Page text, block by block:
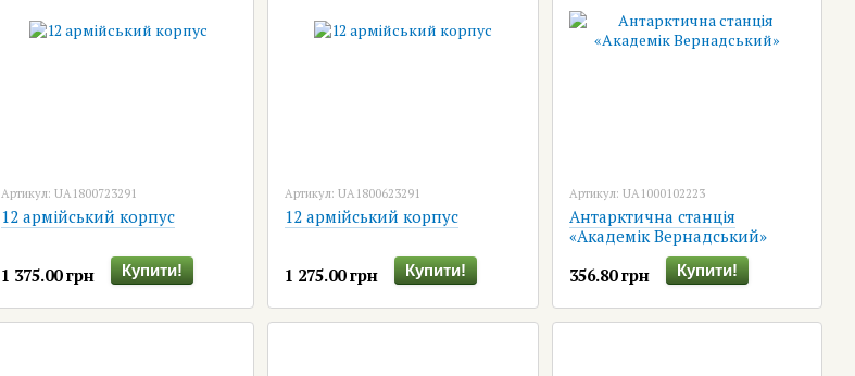
Артикул: UA1800723291
12 армійський корпус
1 375.00 грн Купити!
Артикул: UA1800623291
12 армійський корпус
1 275.00 грн Купити!
Артикул: UA1000102223
Антарктична станція
«Академік Вернадський»
356.80 грн
Купити!